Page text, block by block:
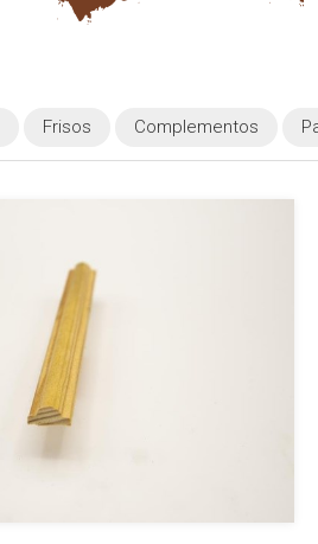
Frisos Complementos